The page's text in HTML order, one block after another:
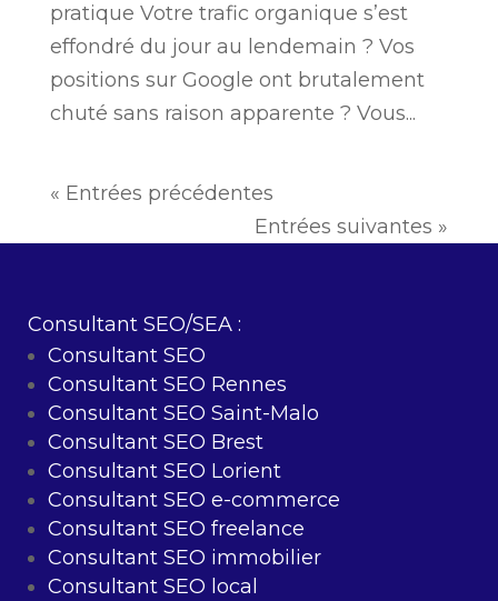
pratique Votre trafic organique s’est
effondré du jour au lendemain ? Vos
positions sur Google ont brutalement
chuté sans raison apparente ? Vous...
« Entrées précédentes
Entrées suivantes »
Consultant SEO/SEA :
Consultant SEO
Consultant SEO Rennes
Consultant SEO Saint-Malo
Consultant SEO Brest
Consultant SEO Lorient
Consultant SEO e-commerce
Consultant SEO freelance
Consultant SEO immobilier
Consultant SEO local